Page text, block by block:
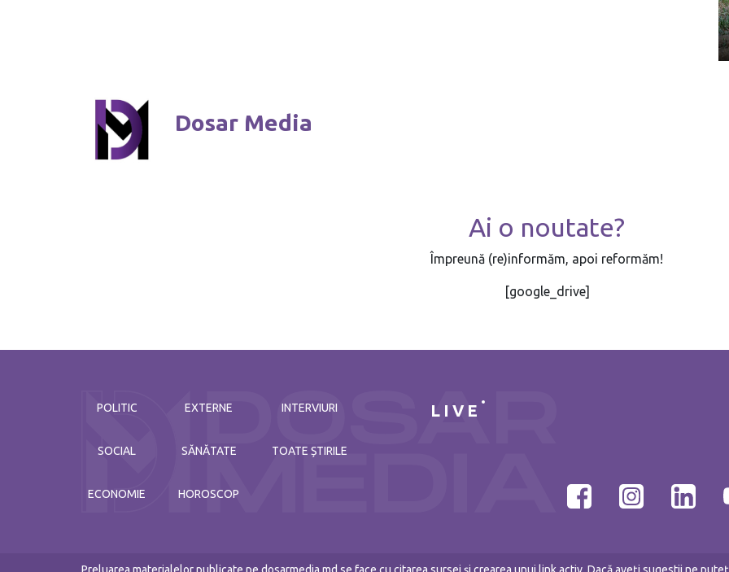
Dosar Media
Ai o noutate?
Împreună (re)informăm, apoi reformăm!
[google_drive]
POLITIC
SOCIAL
ECONOMIE
EXTERNE
SĂNĂTATE
HOROSCOP
INTERVIURI
TOATE ȘTIRILE
LIVE